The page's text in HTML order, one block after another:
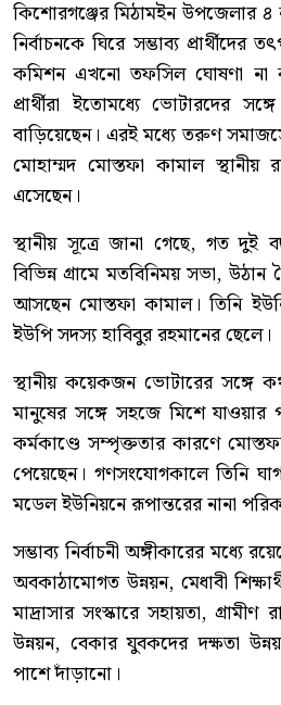
কিশোরগঞ্জের মিঠামইন উপজেলার ৪
নির্বাচনকে ঘিরে সম্ভাব্য
কমিশন এখনো তফসিল ঘোষণা না
প্রার্থীরা ইতোমধ্যে ভোটারদের
বাড়িয়েছেন। এরই মধ্যে তরুণ
মোহাম্মদ মোস্তফা কামাল
এসেছেন।
স্থানীয় সূত্রে জানা গেছে, গত দুই
বিভিন্ন গ্রামে মতবিনিময় সভা,
আসছেন মোস্তফা কামাল। তিনি
ইউপি সদস্য হাবিবুর রহমানের ছেলে।
স্থানীয় কয়েকজন ভোটারের সঙ্গে
মানুষের সঙ্গে সহজে মিশে যাওয়ার
কর্মকাণ্ডে সম্পৃক্ততার কারণে
পেয়েছেন। গণসংযোগকালে তিনি
মডেল ইউনিয়নে রূপান্তরের নানা
সম্ভাব্য নির্বাচনী অঙ্গীকারের মধ্যে
অবকাঠামোগত উন্নয়ন, মেধাবী
মাদ্রাসার সংস্কারে সহায়তা, গ্রামীণ
উন্নয়ন, বেকার যুবকদের দক্ষতা
পাশে দাঁড়ানো।